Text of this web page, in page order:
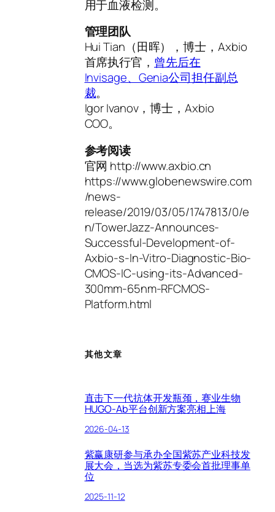
用于血液检测。
管理团队
Hui Tian（田晖），博士，Axbio
首席执行官， 曾先后在
Invisage、Genia公司担任副总
裁。
Igor Ivanov，博士，Axbio
COO。
参考阅读
官网 http://www.axbio.cn
https://www.globenewswire.com
/news-
release/2019/03/05/1747813/0/e
n/TowerJazz-Announces-
Successful-Development-of-
Axbio-s-In-Vitro-Diagnostic-Bio-
CMOS-IC-using-its-Advanced-
300mm-65nm-RFCMOS-
Platform.html
其他文章
直击下一代抗体开发瓶颈，赛业生物
HUGO-Ab平台创新方案亮相上海
2026-04-13
紫赢康研参与承办全国紫苏产业科技发
展大会，当选为紫苏专委会首批理事单
位
2025-11-12